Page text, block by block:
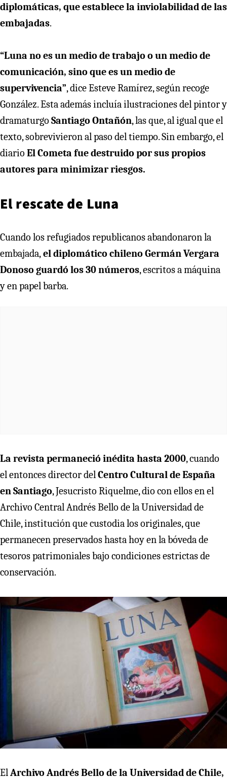
diplomáticas, que establece la inviolabilidad de las
embajadas.
“Luna no es un medio de trabajo o un medio de
comunicación, sino que es un medio de
supervivencia”, dice Esteve Ramírez, según recoge
González. Esta además incluía ilustraciones del pintor y
dramaturgo Santiago Ontañón, las que, al igual que el
texto, sobrevivieron al paso del tiempo. Sin embargo, el
diario El Cometa fue destruido por sus propios
autores para minimizar riesgos.
El rescate de Luna
Cuando los refugiados republicanos abandonaron la
embajada,el diplomático chileno Germán Vergara
Donoso guardó los 30 números, escritos a máquina
y en papel barba.
La revista permaneció inédita hasta 2000, cuando
el entonces director delCentro Cultural de España
en Santiago, Jesucristo Riquelme, dio con ellos en el
Archivo Central Andrés Bello de la Universidad de
Chile, institución que custodia los originales, que
permanecen preservados hasta hoy en la bóveda de
tesoros patrimoniales bajo condiciones estrictas de
conservación.
ElArchivo Andrés Bello de la Universidad de Chile,